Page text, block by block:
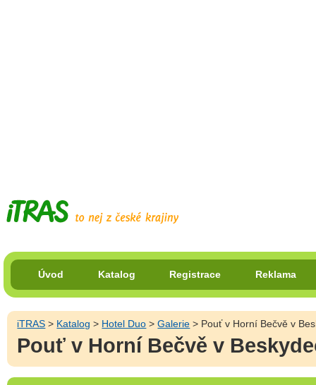
Úvod Katalog Registrace Reklama
iTRAS > Katalog > Hotel Duo >Galerie > Pouť v Horní Bečvě v
Pouť v Horní Bečvě v